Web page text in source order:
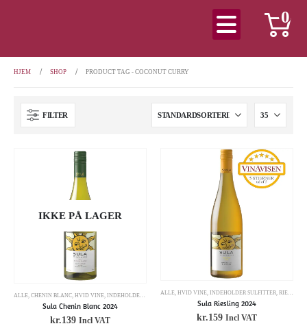
0
HJEM SHOP PRODUCT TAG - COCONUT CURRY
FILTER
IKKE PÅ LAGER
ALLE, CHENIN BLANC, HVID VINE, INDEHOLDER SULFITTER
Sula Chenin Blanc 2024
kr.139 Incl VAT
ALLE, HVID VINE, INDEHOLDER SULFITTER, RIESLING
Sula Riesling 2024
kr.159 Incl VAT